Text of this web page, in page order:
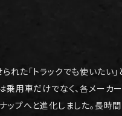
れた「トラックでも使いたい」
乗用車だけでなく、各メーカ
ップへと進化しました。長時